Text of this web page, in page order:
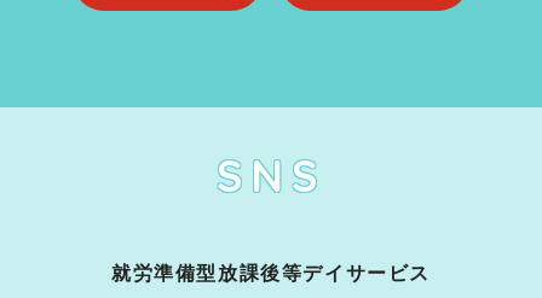
SNS
就労準備型放課後等デイサービス